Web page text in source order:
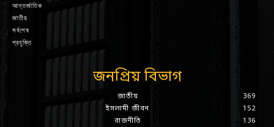
আন্তর্জাতিক
জাতীয়
সর্বশেষ
প্রযুক্তি
জনপ্রিয় বিভাগ
জাতীয়
369
ইসলামী জীবন
152
রাজনীতি
136